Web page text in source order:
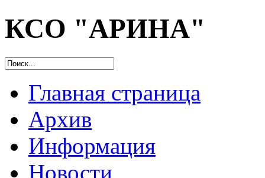
КСО "АРИНА"
Главная страница
Архив
Информация
Новости